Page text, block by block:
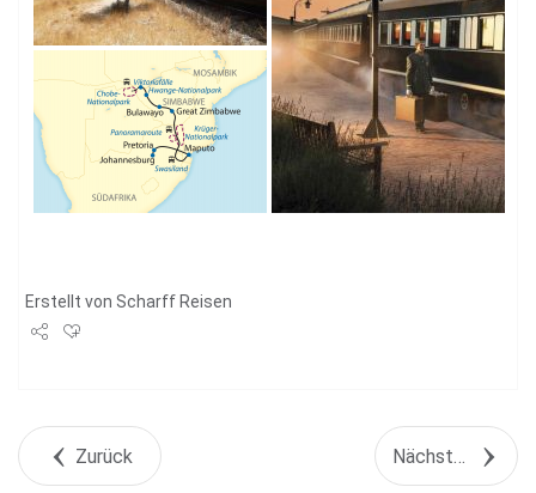
Erstellt von Scharff Reisen
+1Zurück Nächstes Objekt